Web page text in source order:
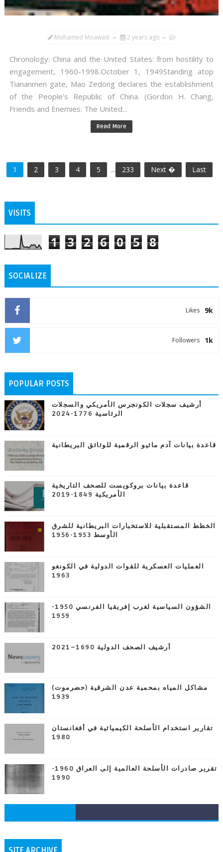
Mohamed Moawad 2 years ago
Chronology: China and the United States: from hostility to
engagement, 1960-1998.October 1, 1949Standing atop
Tiananmen gate, Mao Zedong declares the establishment
of the People's Republic of China. (Gordon H. Chang,
Friends and Enemies: The United...
Read More
1 2 3 4 5 ... 233 Next � Last
VISITS
1 3 2 6 0 5 8
SOCIALIZE
9k
Likes
1k
Followers
POPULAR POSTS
أرشيف سجلات الكونجرس الأمريكي والسجلات
الرئاسية 1776-2024
قاعدة بيانات آدم ماثيو الرقمية للوثائق البريطانية
قاعدة بيانات بروكويست للصحف التاريخية
الأمريكية 1849-2019
الخطط المستقبلية للاستخبارات البريطانية للشرق
الأوسط 1953-1956
العمليات العسكرية للقوات الدولية في الكونغو
1963
الشؤون السياسية لغرب إفريقيا الفرنسي 1950-
1959
أرشيف الصحف الدولية 1690–2021
مشاكل المياه بمحمية عدن الشرقية (حضرموت)
1939
تقارير استخدام الأسلحة الكيميائية في أفغانستان
1980
تقرير صادرات الأسلحة العالمية إلى العراق 1960-
1990